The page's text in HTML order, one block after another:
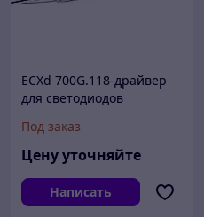
ECXd 700G.118-драйвер
для светодиодов
Под заказ
Цену уточняйте
Написать